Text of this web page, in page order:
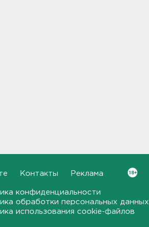
Контакты Реклама
конфиденциальности
обработки персональных данных
использования cookie-файлов